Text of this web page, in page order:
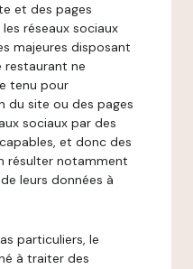
et des pages
réseaux sociaux
majeures disposant
restaurant ne
tenu pour
du site ou des pages
sociaux par des
et donc des
résulter notamment
leurs données à
particuliers, le
à traiter des